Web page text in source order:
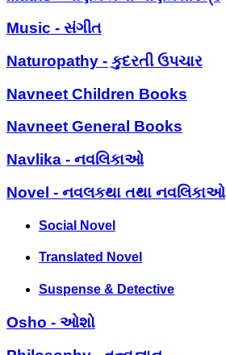
Music - સંગીત
Naturopathy - કુદરતી ઉપચાર
Navneet Children Books
Navneet General Books
Navlika - નવલિકાઓ
Novel - નવલકથા તથા નવલિકાઓ
Social Novel
Translated Novel
Suspense & Detective
Osho - ઓશો